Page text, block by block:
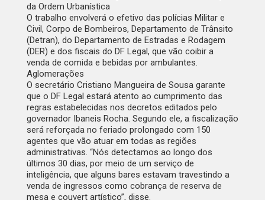
da Ordem Urbanística
O trabalho envolverá o efetivo das polícias Militar e
Civil, Corpo de Bombeiros, Departamento de Trânsito
(Detran), do Departamento de Estradas e Rodagem
(DER) e dos fiscais do DF Legal, que vão coibir a
venda de comida e bebidas por ambulantes.
Aglomerações
O secretário Cristiano Mangueira de Sousa garante
que o DF Legal estará atento ao cumprimento das
regras estabelecidas nos decretos editados pelo
governador Ibaneis Rocha. Segundo ele, a fiscalização
será reforçada no feriado prolongado com 150
agentes que vão atuar em todas as regiões
administrativas. “Nós detectamos ao longo dos
últimos 30 dias, por meio de um serviço de
inteligência, que alguns bares estavam travestindo a
venda de ingressos como cobrança de reserva de
mesa e couvert artístico”, disse.